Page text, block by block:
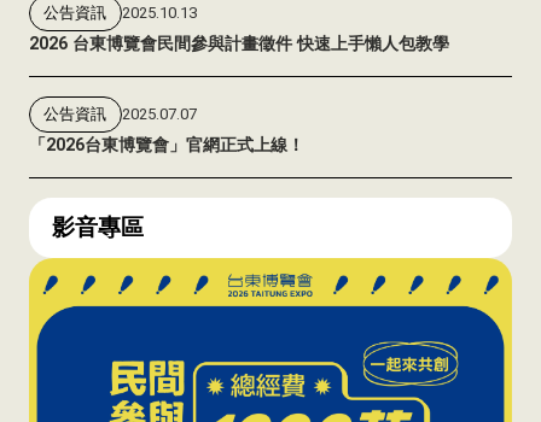
公告資訊 2025.10.13
2026 台東博覽會民間參與計畫徵件 快速上手懶人包教學
公告資訊 2025.07.07
「2026台東博覽會」官網正式上線！
影音專區